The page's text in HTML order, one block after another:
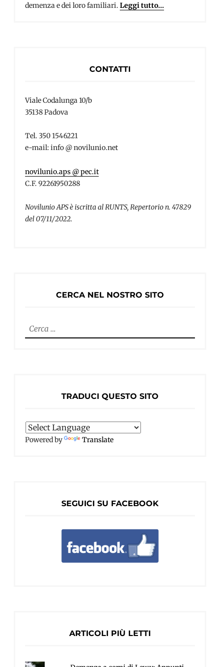
demenza e dei loro familiari. Leggi tutto...
CONTATTI
Viale Codalunga 10/b
35138 Padova
Tel. 350 1546221
e-mail: info @ novilunio.net
novilunio.aps @ pec.it
C.F. 92261950288
Novilunio APS è iscritta al RUNTS, Repertorio n. 47829
del 07/11/2022.
CERCA NEL NOSTRO SITO
Ricerca
per:
TRADUCI QUESTO SITO
Powered by Translate
SEGUICI SU FACEBOOK
ARTICOLI PIÙ LETTI